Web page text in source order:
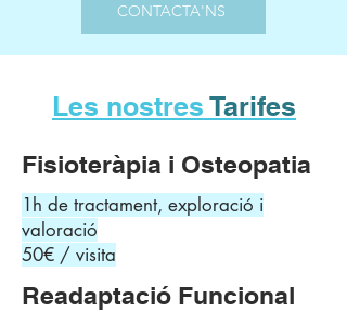
CONTACTA'NS
Les nostresTarifes
Fisioteràpia i Osteopatia
1h de tractament, exploració i
valoració
50€ / visita
Readaptació Funcional